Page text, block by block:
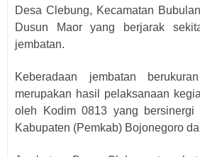
Desa Clebung, Kecamatan
Dusun Maor yang berjarak
jembatan.
Keberadaan jembatan
merupakan hasil pelaksanaan
oleh Kodim 0813 yang bersinergi
Kabupaten (Pemkab) Bojonegoro